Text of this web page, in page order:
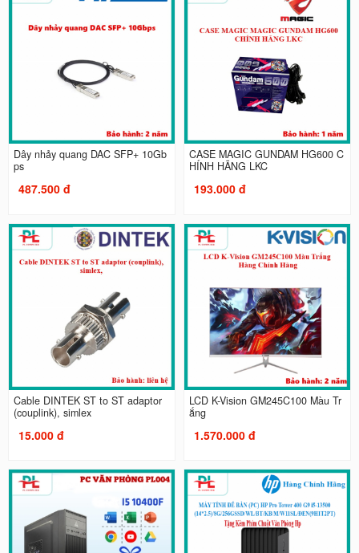
Dây nhảy quang DAC SFP+ 10Gb
ps
487.500 đ
CASE MAGIC GUNDAM HG600 C
HÍNH HÃNG LKC
193.000 đ
Cable DINTEK ST to ST adaptor
(couplink), simlex
15.000 đ
LCD K-Vision GM245C100 Màu Tr
ắng
1.570.000 đ